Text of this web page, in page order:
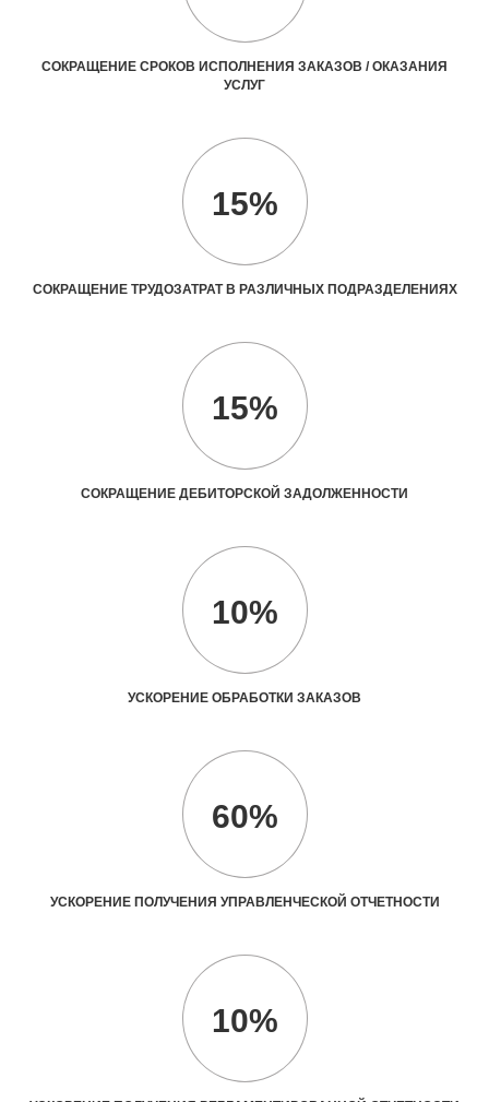
СОКРАЩЕНИЕ СРОКОВ ИСПОЛНЕНИЯ ЗАКАЗОВ / ОКАЗАНИЯ
УСЛУГ
15%
СОКРАЩЕНИЕ ТРУДОЗАТРАТ В РАЗЛИЧНЫХ ПОДРАЗДЕЛЕНИЯХ
15%
СОКРАЩЕНИЕ ДЕБИТОРСКОЙ ЗАДОЛЖЕННОСТИ
10%
УСКОРЕНИЕ ОБРАБОТКИ ЗАКАЗОВ
60%
УСКОРЕНИЕ ПОЛУЧЕНИЯ УПРАВЛЕНЧЕСКОЙ ОТЧЕТНОСТИ
10%